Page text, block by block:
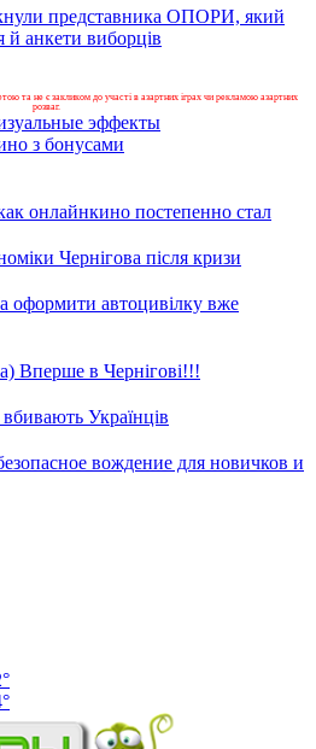
представника ОПОРИ, який
й анкети виборців
та не є закликом до участі в азартних іграх чи рекламою азартних
розваг.
з бонусами
онлайнкино постепенно стал
Чернігова після кризи
автоцивілку вже
Вперше в Чернігові!!!
Українців
вождение для новичков и